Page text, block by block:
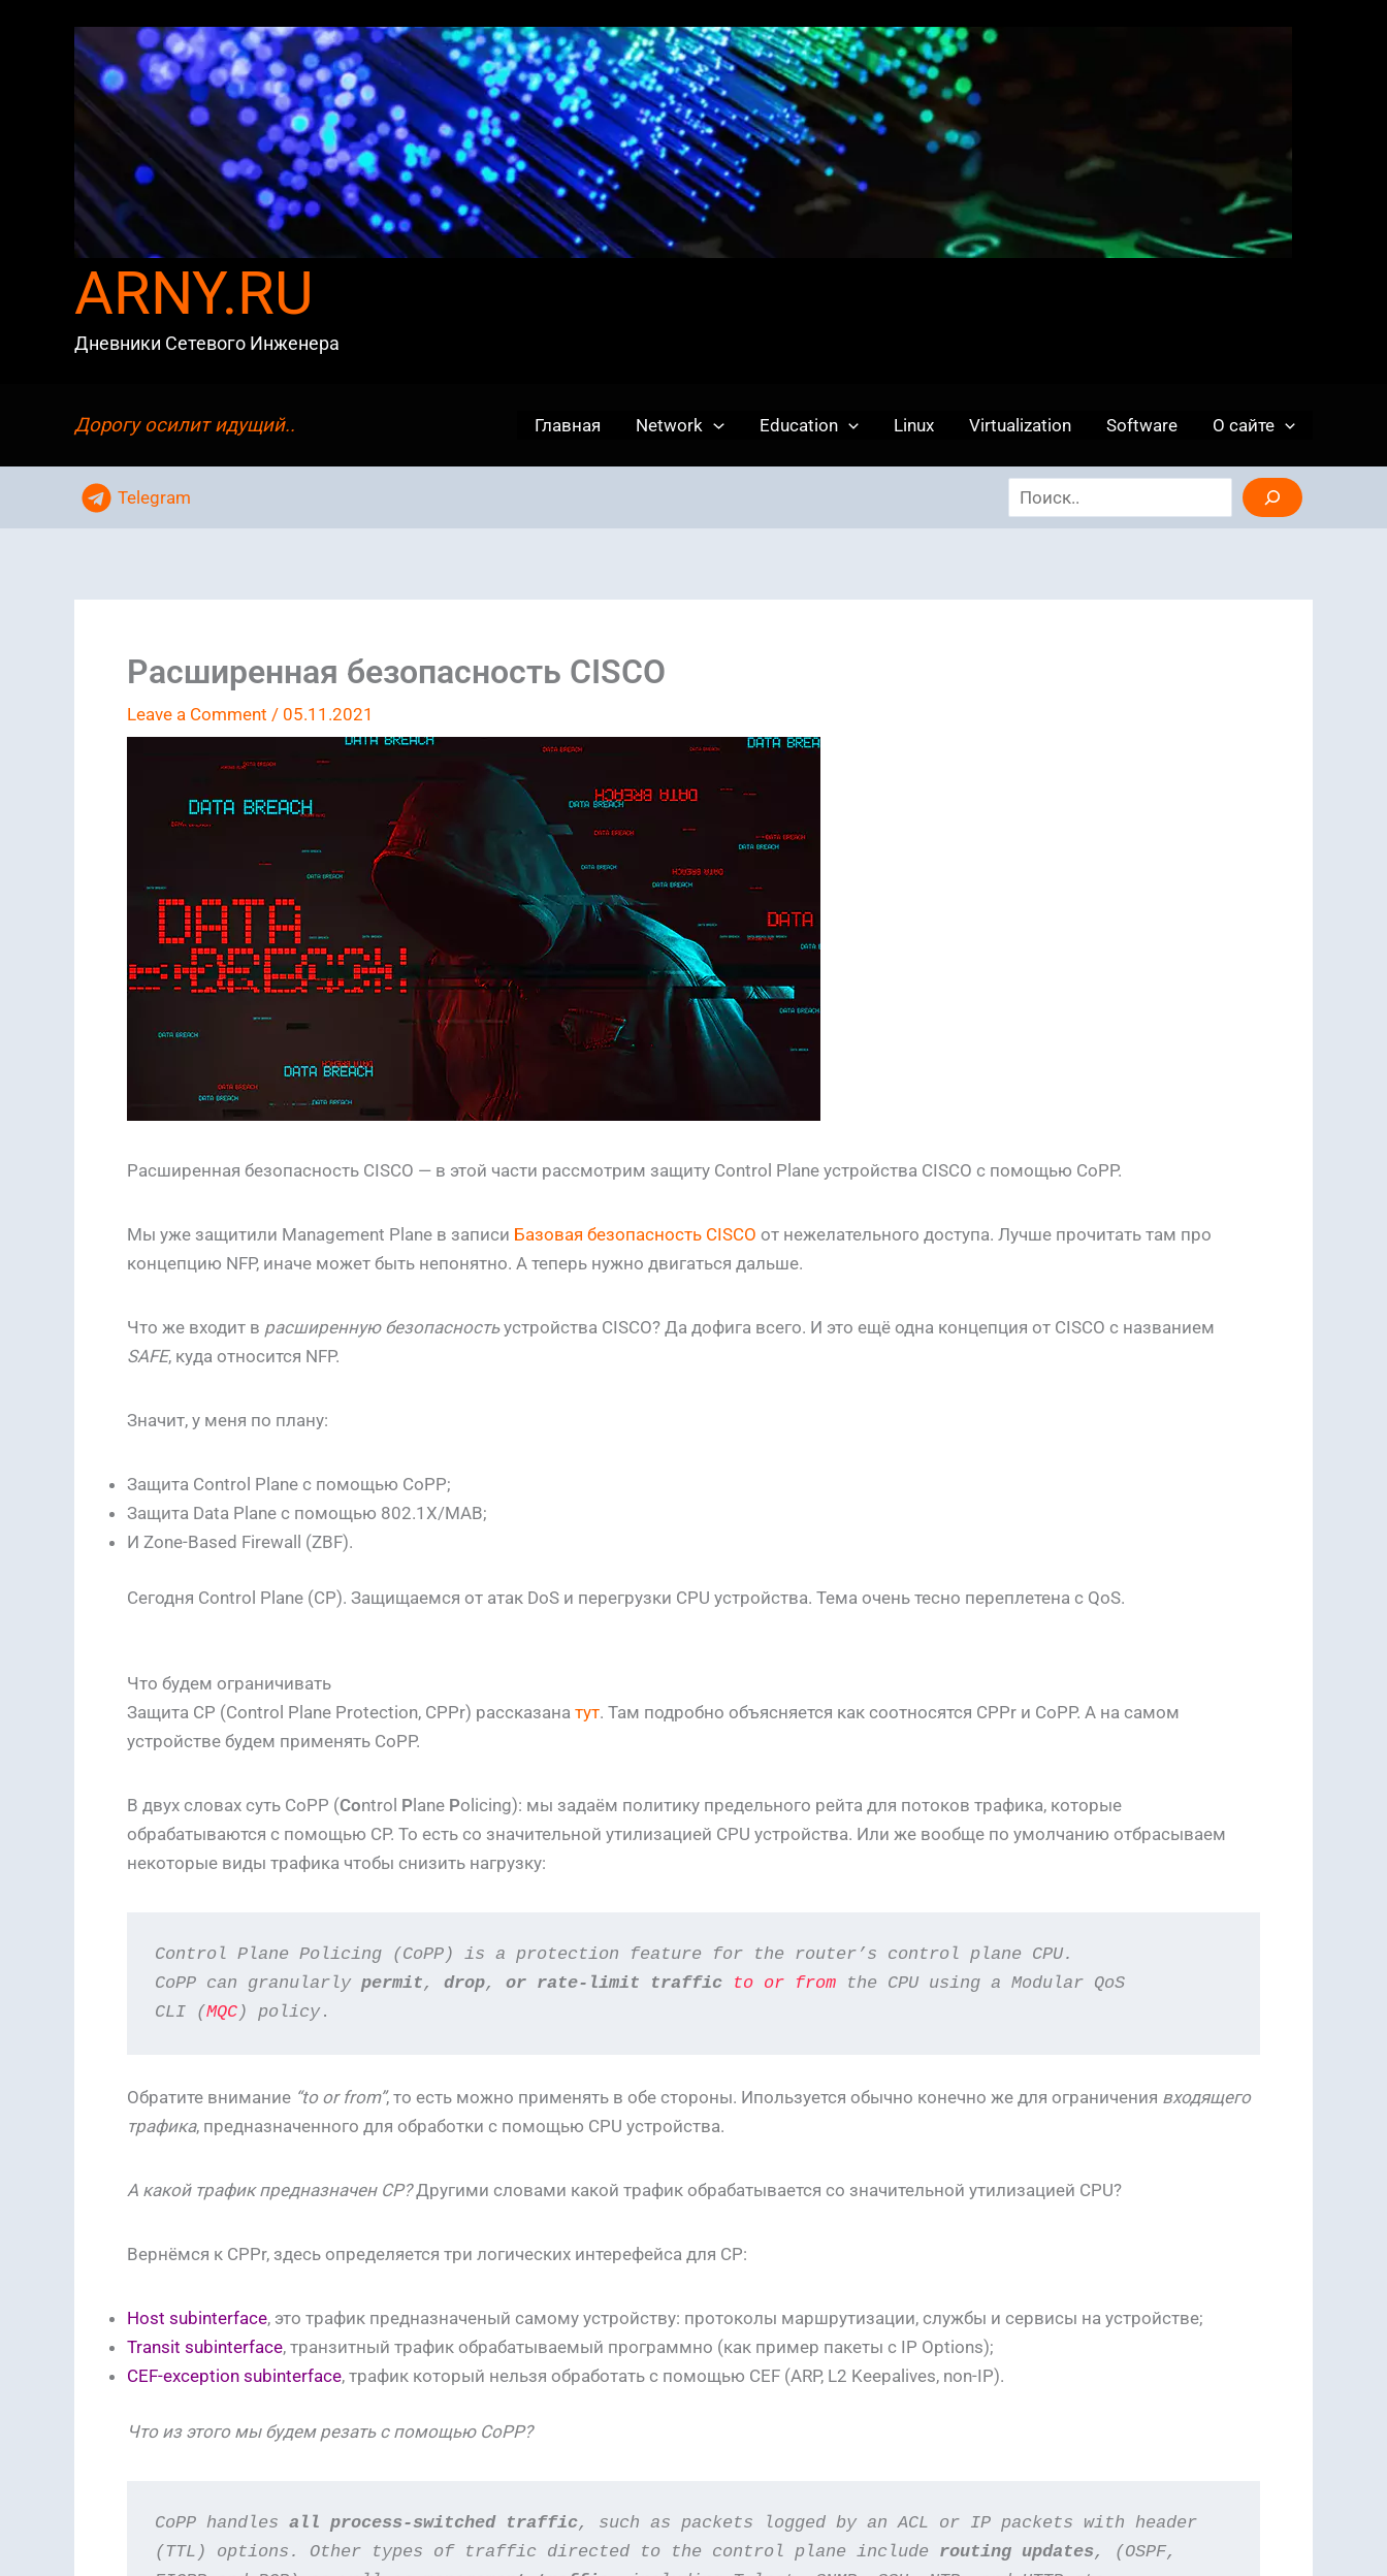
ARNY.RU
Дневники Сетевого Инженера
Дорогу осилит идущий.. Главная Network Education Linux Virtualization Software О сайте
Telegram Search
Расширенная безопасность CISCO
Leave a Comment / 05.11.2021
Расширенная безопасность CISCO — в этой части рассмотрим защиту Control Plane устройства CISCO с помощью CoPP.
Мы уже защитили Management Plane в записи Базовая безопасность CISCO от нежелательного доступа. Лучше прочитать там про
концепцию NFP, иначе может быть непонятно. А теперь нужно двигаться дальше.
Что же входит в расширенную безопасностьустройства CISCO? Да дофига всего. И это ещё одна концепция от CISCO с названием
SAFE, куда относится NFP.
Значит, у меня по плану:
Защита Control Plane с помощью CoPP;
Защита Data Plane с помощью 802.1X/MAB;
И Zone-Based Firewall (ZBF).
Сегодня Control Plane (CP). Защищаемся от атак DoS и перегрузки CPU устройства. Тема очень тесно переплетена с QoS.
Что будем ограничивать
Защита CP (Control Plane Protection, CPPr) рассказана тут. Там подробно объясняется как соотносятся CPPr и CoPP. А на самом
устройстве будем применять CoPP.
В двух словах суть CoPP (Control Plane Policing): мы задаём политику предельного рейта для потоков трафика, которые
обрабатываются с помощью CP. То есть со значительной утилизацией CPU устройства. Или же вообще по умолчанию отбрасываем
некоторые виды трафика чтобы снизить нагрузку:
Control Plane Policing (CoPP) is a protection feature for the router’s control plane CPU.
CoPP can granularly permit, drop, or rate-limit traffic to or from the CPU using a Modular QoS
CLI (MQC ) policy.
Обратите внимание “to or from”, то есть можно применять в обе стороны. Ипользуется обычно конечно же для ограничения входящего
трафика, предназначенного для обработки с помощью CPU устройства.
А какой трафик предназначен CP?Другими словами какой трафик обрабатывается со значительной утилизацией CPU?
Вернёмся к CPPr, здесь определяется три логических интерефейса для CP:
Host subinterface, это трафик предназначеный самому устройству: протоколы маршрутизации, службы и сервисы на устройстве;
Transit subinterface, транзитный трафик обрабатываемый программно (как пример пакеты с IP Options);
CEF-exception subinterface, трафик который нельзя обработать с помощью CEF (ARP, L2 Keepalives, non-IP).
Что из этого мы будем резать с помощью CoPP?
CoPP handles all process-switched traffic, such as
packets logged by an ACL or IP packets with header
(TTL) options. Other types of traffic directed to the
control plane include routing updates, (OSPF,